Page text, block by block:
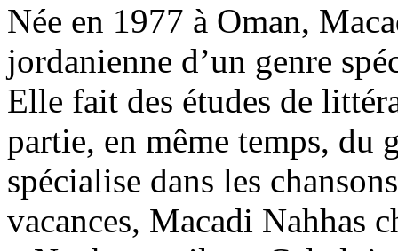
Née en 1977 à Oman,
jordanienne d’un genre
Elle fait des études de
partie, en même temps, du
spécialise dans les
vacances, Macadi Nahhas